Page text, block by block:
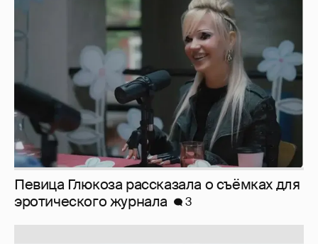
Певица Глюкоза рассказала о съёмках для
эротического журнала
3